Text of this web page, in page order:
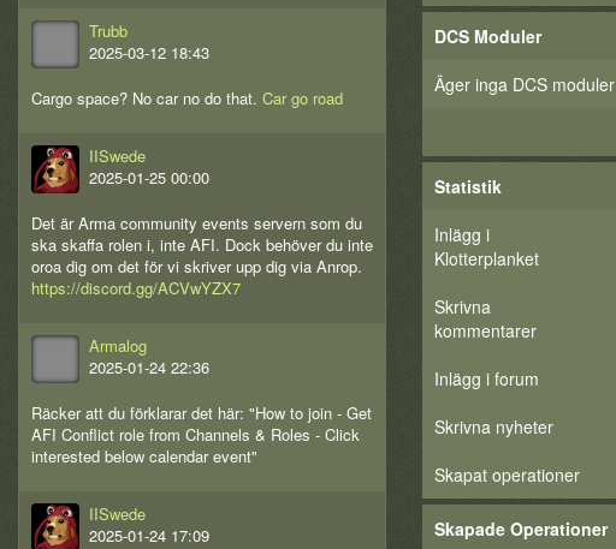
Trubb
2025-03-12 18:43
Cargo space? No car no do that. Car go road
IISwede
2025-01-25 00:00
Det är Arma community events servern som du
ska skaffa rolen i, inte AFI. Dock behöver du inte
oroa dig om det för vi skriver upp dig via Anrop.
https://discord.gg/ACVwYZX7
Armalog
2025-01-24 22:36
Räcker att du förklarar det här: "How to join - Get
AFI Conflict role from Channels & Roles - Click
interested below calendar event"
IISwede
2025-01-24 17:09
DCS Moduler
Äger inga DCS moduler
Statistik
Inlägg i
Klotterplanket
Skrivna
kommentarer
Inlägg i forum
Skrivna nyheter
Skapat operationer
Skapade Operationer